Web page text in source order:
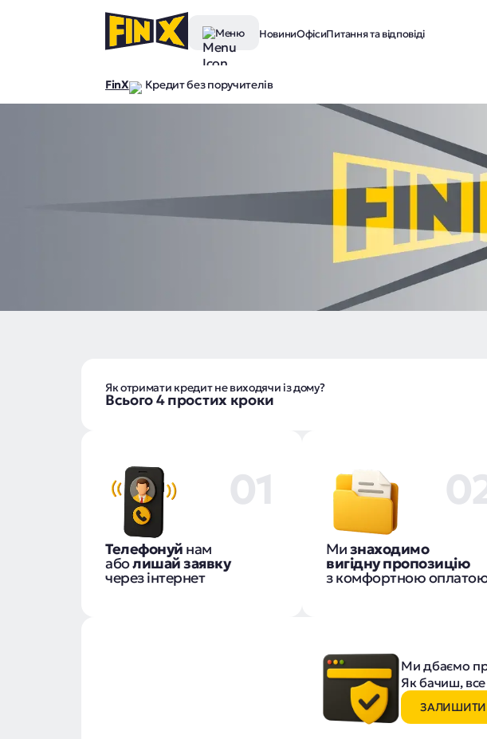
Меню НовиниОфісиПитання та відповіді
FinX Кредит без поручителів
Як отримати кредит не виходячи із дому?
Всього 4 простих кроки
01
Телефонуй нам
аболишай заявку
через інтернет
Мизнаходимо
вигідну пропозицію
з комфортною
Ми дбаємо
Як бачиш, все
ЗАЛИШИТИ